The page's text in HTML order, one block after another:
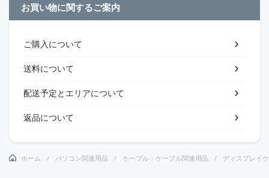
お買い物に関するご案内
ご購入について
送料について
配送予定とエリアについて
返品について
ホーム パソコン関連用品 ケーブル・ケーブル関連用品 ディスプレイ